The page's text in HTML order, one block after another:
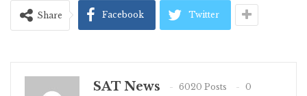
Share Facebook Twitter
SAT News 6020 Posts
0